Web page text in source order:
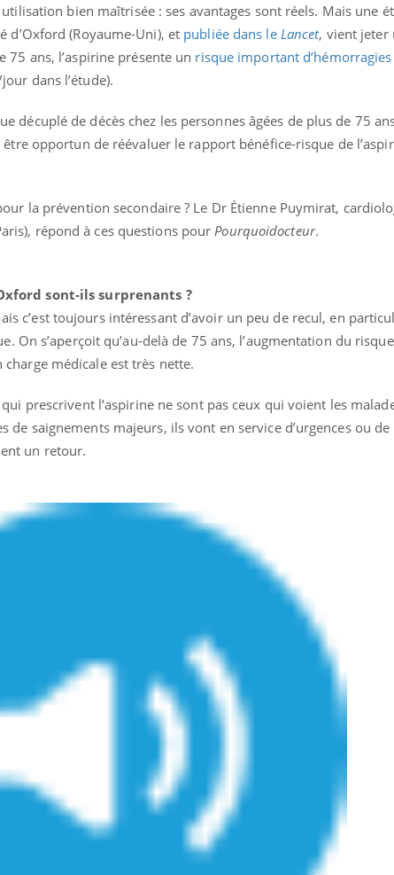
bien maîtrisée : ses avantages sont réels. Mais une
d’Oxford (Royaume-Uni), et publiée dans le Lancet, vient jeter
75 ans, l’aspirine présente un risque important d’hémorragies
dans l’étude).
décuplé de décès chez les personnes âgées de plus de 75
opportun de réévaluer le rapport bénéfice-risque de
la prévention secondaire ? Le Dr Étienne Puymirat,
répond à ces questions pour Pourquoidocteur.
sont-ils surprenants ?
c’est toujours intéressant d’avoir un peu de recul, en
On s’aperçoit qu’au-delà de 75 ans, l’augmentation du
médicale est très nette.
prescrivent l’aspirine ne sont pas ceux qui voient les
de saignements majeurs, ils vont en service d’urgences ou de
un retour.
Comment oublier les
écrans en vacances ?
comment le travail
empiète de plus en plus
sur nos soirées
changé la donne au Pays
West Nile :
t-il dans le
France ?
protègent-
?
charge des